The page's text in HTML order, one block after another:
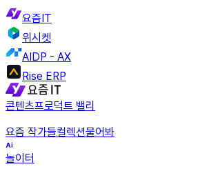
요즘IT
위시켓
AIDP - AX
Rise ERP
콘텐츠프로덕트 밸리
요즘 작가들컬렉션물어봐
놀이터